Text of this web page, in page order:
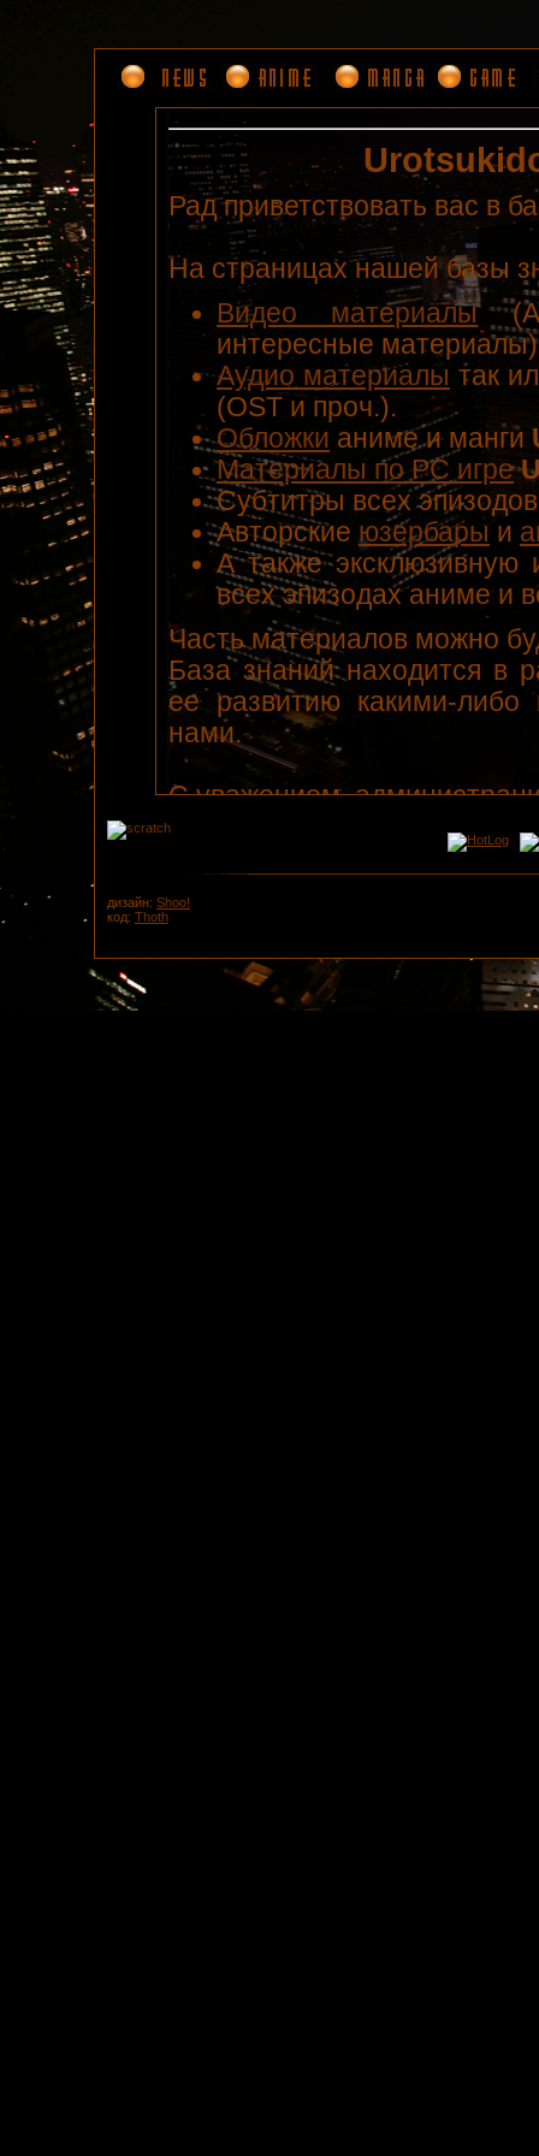
Рад приветствовать вас в
На страницах нашей базы
Видео материалы
интересные
Аудио материалы так
(OST и проч.).
Обложки аниме и манги
Материалы по PC игре
Cубтитры всех
Авторские юзербары и
А также
всех эпизодах аниме и
Часть материалов можно
База знаний находится в
ее развитию какими-либо
нами.
С уважением,
дизайн: Shoo!
код: Thoth